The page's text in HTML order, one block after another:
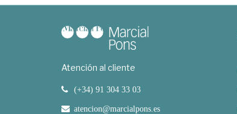
Atención al cliente
(+34) 91 304 33 03
atencion@marcialpons.es